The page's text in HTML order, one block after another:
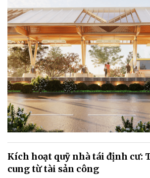
Kích hoạt quỹ nhà tái định cư:
cung từ tài sản công